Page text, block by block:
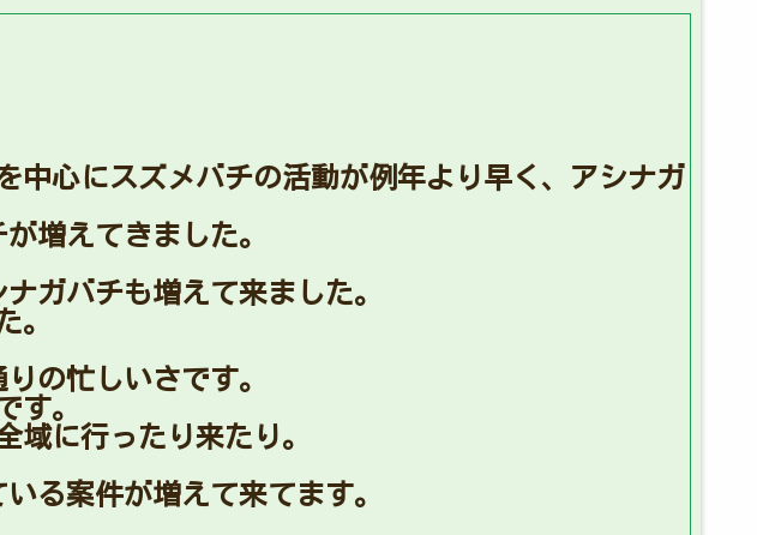
中心にスズメバチの活動が例年より早く、アシナガ
増えてきました。
ガバチも増えて来ました。
。
の忙しいさです。
す。
に行ったり来たり。
る案件が増えて来てます。